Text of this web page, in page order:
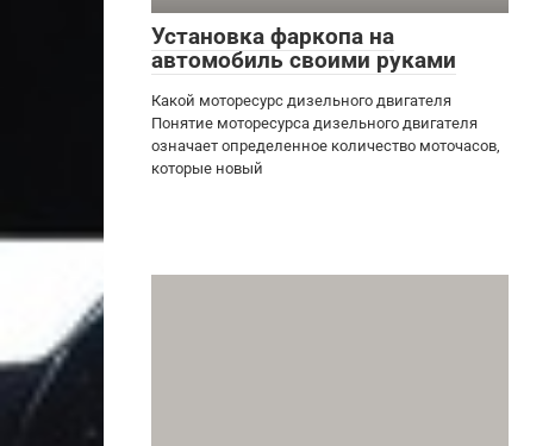
Установка фаркопа на
автомобиль своими руками
Какой моторесурс дизельного двигателя
Понятие моторесурса дизельного двигателя
означает определенное количество моточасов,
которые новый